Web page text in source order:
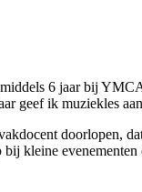
6 jaar bij
geef ik muziekles
doorlopen,
kleine